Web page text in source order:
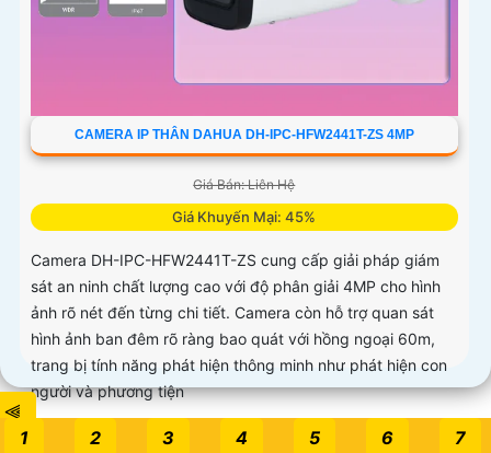
CAMERA IP THÂN DAHUA DH-IPC-HFW2441T-ZS 4MP
Giá Bán: Liên Hệ
Giá Khuyến Mại: 45%
Camera DH-IPC-HFW2441T-ZS cung cấp giải pháp giám
sát an ninh chất lượng cao với độ phân giải 4MP cho hình
ảnh rõ nét đến từng chi tiết. Camera còn hỗ trợ quan sát
hình ảnh ban đêm rõ ràng bao quát với hồng ngoại 60m,
trang bị tính năng phát hiện thông minh như phát hiện con
người và phương tiện
⫷
1
2 3 4 5 6 7